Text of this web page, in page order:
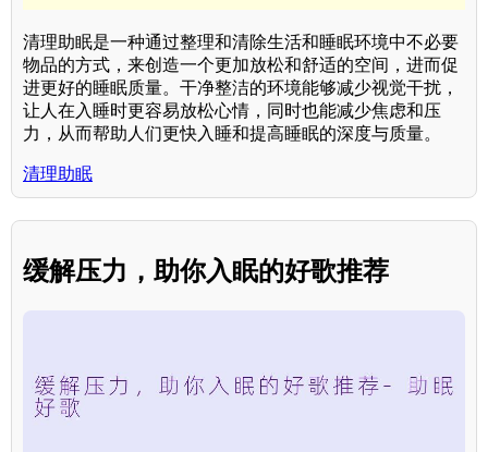
清理助眠是一种通过整理和清除生活和睡眠环境中不必要
物品的方式，来创造一个更加放松和舒适的空间，进而促
进更好的睡眠质量。干净整洁的环境能够减少视觉干扰，
让人在入睡时更容易放松心情，同时也能减少焦虑和压
力，从而帮助人们更快入睡和提高睡眠的深度与质量。
清理助眠
缓解压力，助你入眠的好歌推荐